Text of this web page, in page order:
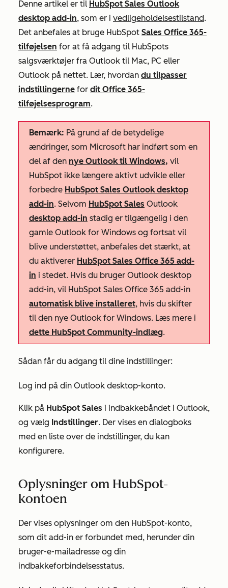
Denne artikel er til HubSpot Sales Outlook
desktop add-in, som er i vedligeholdelsestilstand.
Det anbefales at bruge HubSpot Sales Office 365-
tilføjelsen for at få adgang til HubSpots
salgsværktøjer fra Outlook til Mac, PC eller
Outlook på nettet. Lær, hvordan du tilpasser
indstillingerne for dit Office 365-
tilføjelsesprogram.
Bemærk: På grund af de betydelige
ændringer, som Microsoft har indført som en
del af den nye Outlook til Windows, vil
HubSpot ikke længere aktivt udvikle eller
forbedre HubSpot Sales Outlook desktop
add-in. Selvom HubSpot Sales Outlook
desktop add-in stadig er tilgængelig i den
gamle Outlook for Windows og fortsat vil
blive understøttet, anbefales det stærkt, at
du aktiverer HubSpot Sales Office 365 add-
in i stedet. Hvis du bruger Outlook desktop
add-in, vil HubSpot Sales Office 365 add-in
automatisk blive installeret, hvis du skifter
til den nye Outlook for Windows. Læs mere i
dette HubSpot Community-indlæg.
Sådan får du adgang til dine indstillinger:
Log ind på din Outlook desktop-konto.
Klik på HubSpot Sales i indbakkebåndet i Outlook,
og vælg Indstillinger. Der vises en dialogboks
med en liste over de indstillinger, du kan
konfigurere.
Oplysninger om HubSpot-
kontoen
Der vises oplysninger om den HubSpot-konto,
som dit add-in er forbundet med, herunder din
bruger-e-mailadresse og din
indbakkeforbindelsesstatus.